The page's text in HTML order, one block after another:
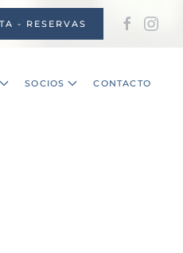
- RESERVAS
SOCIOS CONTACTO